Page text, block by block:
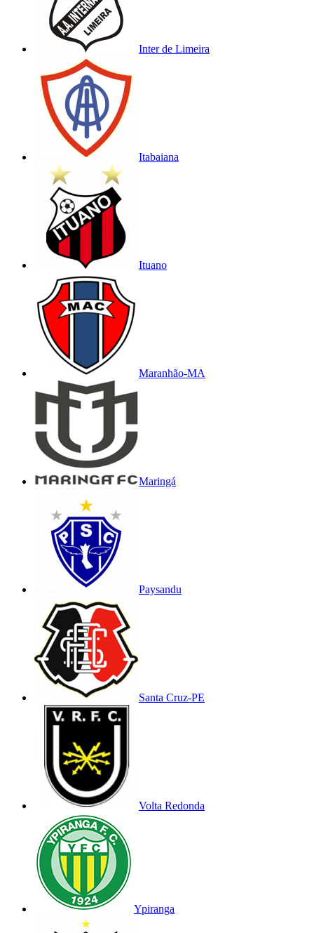
Inter de Limeira
Itabaiana
Ituano
Maranhão-MA
Maringá
Paysandu
Santa Cruz-PE
Volta Redonda
Ypiranga